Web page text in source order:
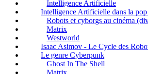
Intelligence Artificielle
Intelligence Artificielle dans la
Robots et cyborgs au cinéma
Matrix
Westworld
Isaac Asimov - Le Cycle des
Le genre Cyberpunk
Ghost In The Shell
Matrix